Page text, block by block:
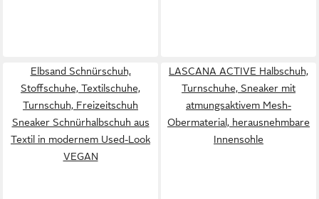
Elbsand Schnürschuh,
Stoffschuhe, Textilschuhe,
Turnschuh, Freizeitschuh
Sneaker Schnürhalbschuh aus
Textil in modernem Used-Look
VEGAN
LASCANA ACTIVE Halbschuh,
Turnschuhe, Sneaker mit
atmungsaktivem Mesh-
Obermaterial, herausnehmbare
Innensohle